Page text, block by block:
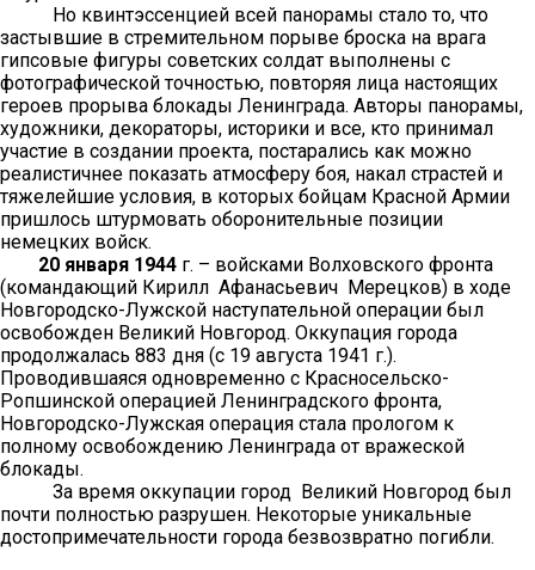
Но квинтэссенцией всей панорамы стало то, что
застывшие в стремительном порыве броска на врага
гипсовые фигуры советских солдат выполнены с
фотографической точностью, повторяя лица настоящих
героев прорыва блокады Ленинграда. Авторы панорамы,
художники, декораторы, историки и все, кто принимал
участие в создании проекта, постарались как можно
реалистичнее показать атмосферу боя, накал страстей и
тяжелейшие условия, в которых бойцам Красной Армии
пришлось штурмовать оборонительные позиции
немецких войск.
20 января 1944 г. – войсками Волховского фронта
(командающий Кирилл Афанасьевич Мерецков) в ходе
Новгородско-Лужской наступательной операции был
освобожден Великий Новгород. Оккупация города
продолжалась 883 дня (с 19 августа 1941 г.).
Проводившаяся одновременно с Красносельско-
Ропшинской операцией Ленинградского фронта,
Новгородско-Лужская операция стала прологом к
полному освобождению Ленинграда от вражеской
блокады.
За время оккупации город Великий Новгород был
почти полностью разрушен. Некоторые уникальные
достопримечательности города безвозвратно погибли.